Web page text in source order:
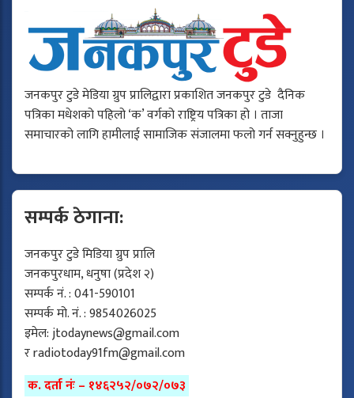
जनकपुर टुडे मेडिया ग्रुप प्रालिद्वारा प्रकाशित जनकपुर टुडे दैनिक
पत्रिका मधेशको पहिलो ‘क’ वर्गको राष्ट्रिय पत्रिका हो । ताजा
समाचारको लागि हामीलाई सामाजिक संजालमा फलो गर्न सक्नुहुन्छ ।
सम्पर्क ठेगाना:
जनकपुर टुडे मिडिया ग्रुप प्रालि
जनकपुरधाम, धनुषा (प्रदेश २)
सम्पर्क नं. : 041-590101
सम्पर्क मो. नं. : 9854026025
इमेल:jtodaynews@gmail.com
रradiotoday91fm@gmail.com
क. दर्ता नंः – १४६२५२/०७२/०७३